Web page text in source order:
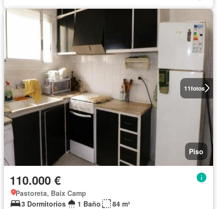
11fotos
Piso
110.000 €
Pastoreta, Baix Camp
3 Dormitorios
1 Baño
84 m²